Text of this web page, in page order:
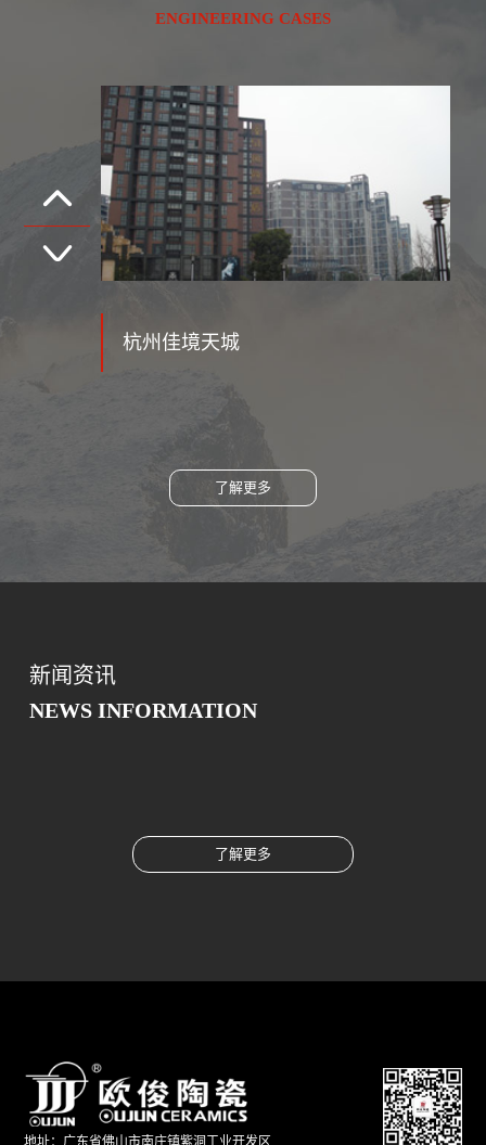
ENGINEERING CASES
河北省秦皇岛金碧花园
了解更多
新闻资讯
NEWS INFORMATION
了解更多